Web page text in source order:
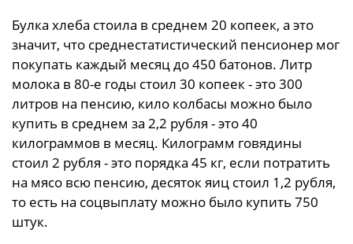
Булка хлеба стоила в среднем 20 копеек, а это
значит, что среднестатистический пенсионер мог
покупать каждый месяц до 450 батонов. Литр
молока в 80-е годы стоил 30 копеек - это 300
литров на пенсию, кило колбасы можно было
купить в среднем за 2,2 рубля - это 40
килограммов в месяц. Килограмм говядины
стоил 2 рубля - это порядка 45 кг, если потратить
на мясо всю пенсию, десяток яиц стоил 1,2 рубля,
то есть на соцвыплату можно было купить 750
штук.